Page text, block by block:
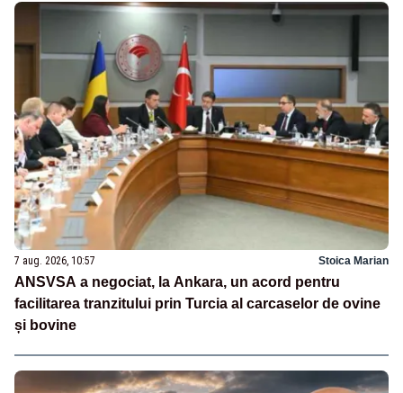
7 aug. 2026, 10:57 Stoica Marian
ANSVSA a negociat, la Ankara, un acord pentru
facilitarea tranzitului prin Turcia al carcaselor de ovine
și bovine